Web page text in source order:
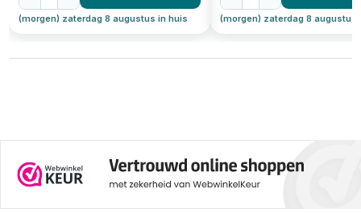
(morgen) zaterdag 8 augustus in huis (morgen) zaterdag 8 augustus